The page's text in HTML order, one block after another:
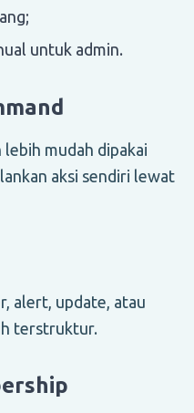
untuk admin.
mudah dipakai
aksi sendiri lewat
alert, update, atau
terstruktur.